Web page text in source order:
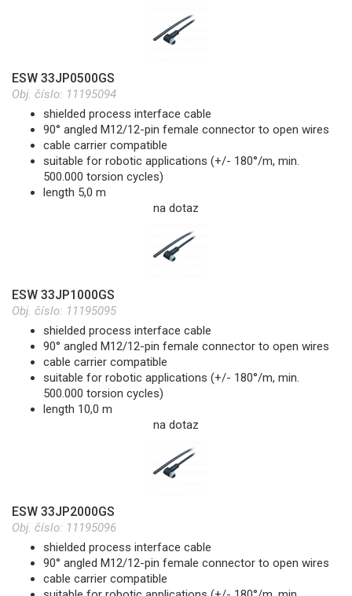
ESW 33JP0500GS
Obj. číslo: 11195094
shielded process interface cable
90° angled M12/12-pin female connector to open wires
cable carrier compatible
suitable for robotic applications (+/- 180°/m, min.
500.000 torsion cycles)
length 5,0 m
na dotaz
ESW 33JP1000GS
Obj. číslo: 11195095
shielded process interface cable
90° angled M12/12-pin female connector to open wires
cable carrier compatible
suitable for robotic applications (+/- 180°/m, min.
500.000 torsion cycles)
length 10,0 m
na dotaz
ESW 33JP2000GS
Obj. číslo: 11195096
shielded process interface cable
90° angled M12/12-pin female connector to open wires
cable carrier compatible